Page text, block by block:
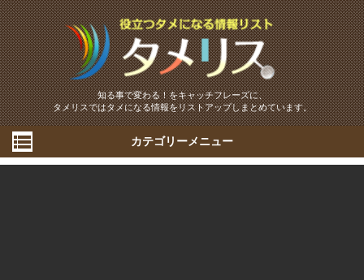
知る事で変わる！をキャッチフレーズに、
タメリスではタメになる情報をリストアップしまとめています。
カテゴリーメニュー